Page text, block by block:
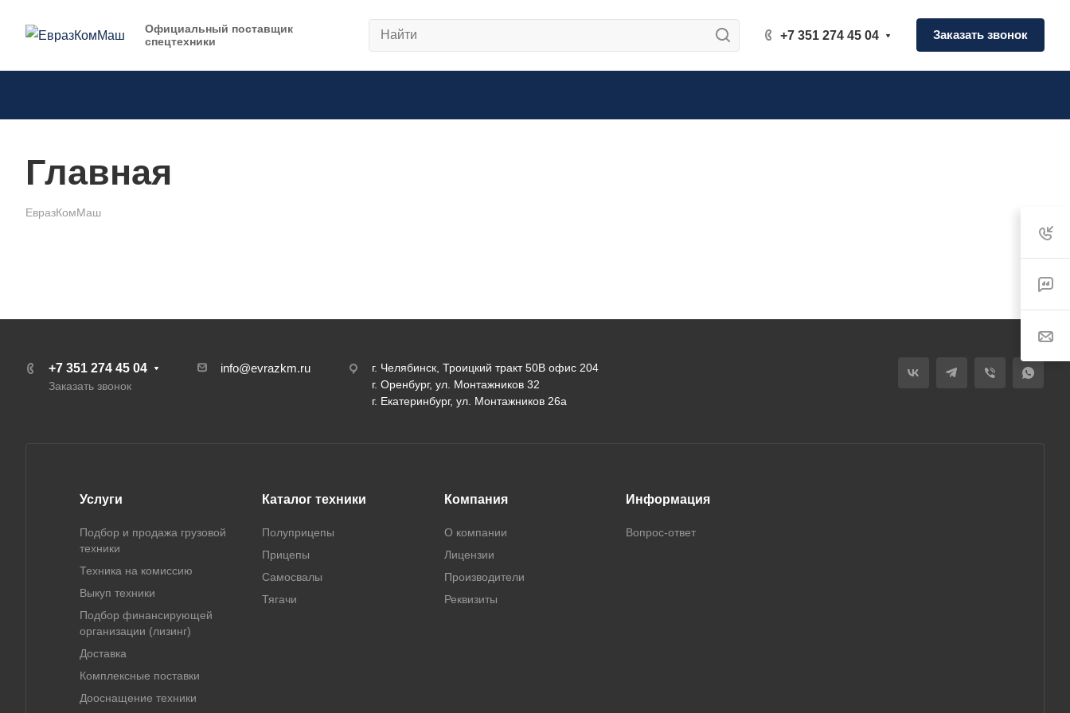
Официальный поставщик
спецтехники
+7 351 274 45 04 Заказать звонок
Главная
ЕвразКомМаш
+7 351 274 45 04
Заказать звонок
info@evrazkm.ru
г. Челябинск, Троицкий тракт 50В офис 204
г. Оренбург, ул. Монтажников 32
г. Екатеринбург, ул. Монтажников 26а
Услуги
Подбор и продажа грузовой
техники
Техника на комиссию
Выкуп техники
Подбор финансирующей
организации (лизинг)
Доставка
Комплексные поставки
Дооснащение техники
Каталог техники
Полуприцепы
Прицепы
Самосвалы
Тягачи
Компания
О компании
Лицензии
Производители
Реквизиты
Информация
Вопрос-ответ